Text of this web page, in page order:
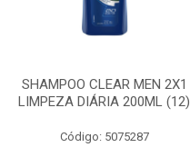
SHAMPOO CLEAR MEN 2X1
LIMPEZA DIÁRIA 200ML (12)
Código: 5075287